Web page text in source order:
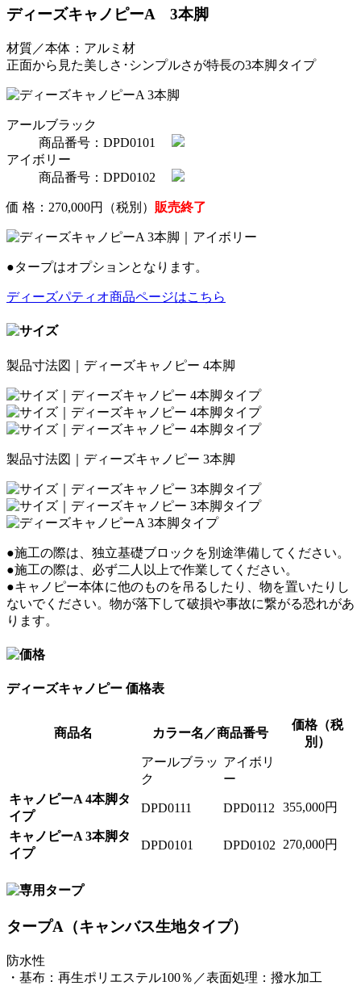
ディーズキャノピーA 3本脚
材質／本体：アルミ材
正面から見た美しさ･シンプルさが特長の3本脚タイプ
アールブラック
商品番号：DPD0101
アイボリー
商品番号：DPD0102
価 格：270,000円（税別） 販売終了
●タープはオプションとなります。
ディーズパティオ商品ページはこちら
製品寸法図｜ディーズキャノピー 4本脚
製品寸法図｜ディーズキャノピー 3本脚
●施工の際は、独立基礎ブロックを別途準備してください。
●施工の際は、必ず二人以上で作業してください。
●キャノピー本体に他のものを吊るしたり、物を置いたりし
ないでください。物が落下して破損や事故に繋がる恐れがあ
ります。
ディーズキャノピー 価格表
商品名 カラー名／商品番号
価格（税
別）
アールブラッ
ク
アイボリ
ー
キャノピーA 4本脚タ
イプ
DPD0111 DPD0112 355,000円
キャノピーA 3本脚タ
イプ
DPD0101 DPD0102 270,000円
タープA（キャンバス生地タイプ）
防水性
・基布：再生ポリエステル100％／表面処理：撥水加工